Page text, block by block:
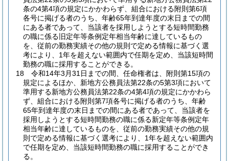
条の4第4項の規定にかかわらず、組合における附則第6項
各号に掲げる者のうち、年齢65年到達年度の末日までの間
にある者であって、当該者を採用しようとする短時間勤務
の職に係る旧定年等条例定年相当年齢に達しているもの
を、従前の勤務実績その他の規則で定める情報に基づく選
考により、1年を超えない範囲内で任期を定め、当該短時間
勤務の職に採用することができる。
18
令和14年3月31日までの間、任命権者は、附則第15項の
規定によるほか、新地方公務員法第22条の5第3項において
準用する新地方公務員法第22条の4第4項の規定にかかわら
ず、組合における附則第7項各号に掲げる者のうち、年齢
65年到達年度の末日までの間にある者であって、当該者を
採用しようとする短時間勤務の職に係る新定年等条例定年
相当年齢に達しているものを、従前の勤務実績その他の規
則で定める情報に基づく選考により、1年を超えない範囲内
で任期を定め、当該短時間勤務の職に採用することができ
る。